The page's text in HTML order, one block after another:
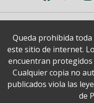
Queda prohibida
este sitio de internet.
encuentran protegidos
Cualquier copia no
publicados viola las
de